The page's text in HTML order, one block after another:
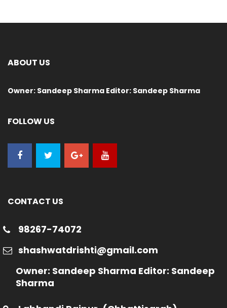
ABOUT US
Owner: Sandeep Sharma Editor: Sandeep Sharma
FOLLOW US
CONTACT US
98267-74072
shashwatdrishti@gmail.com
Owner: Sandeep Sharma Editor: Sandeep
Sharma